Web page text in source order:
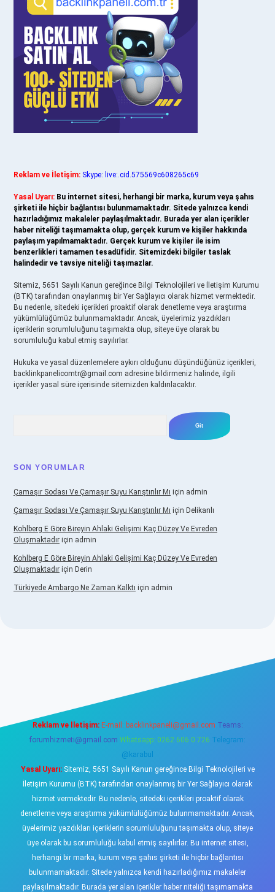
Reklam ve İletişim: Skype: live:.cid.575569c608265c69
Yasal Uyarı: Bu internet sitesi, herhangi bir marka, kurum veya şahıs
şirketi ile hiçbir bağlantısı bulunmamaktadır. Sitede yalnızca kendi
hazırladığımız makaleler paylaşılmaktadır. Burada yer alan içerikler
haber niteliği taşımamakta olup, gerçek kurum ve kişiler hakkında
paylaşım yapılmamaktadır. Gerçek kurum ve kişiler ile isim
benzerlikleri tamamen tesadüfidir. Sitemizdeki bilgiler taslak
halindedir ve tavsiye niteliği taşımazlar.
Sitemiz, 5651 Sayılı Kanun gereğince Bilgi Teknolojileri ve İletişim Kurumu
(BTK) tarafından onaylanmış bir Yer Sağlayıcı olarak hizmet vermektedir.
Bu nedenle, sitedeki içerikleri proaktif olarak denetleme veya araştırma
yükümlülüğümüz bulunmamaktadır. Ancak, üyelerimiz yazdıkları
içeriklerin sorumluluğunu taşımakta olup, siteye üye olarak bu
sorumluluğu kabul etmiş sayılırlar.
Hukuka ve yasal düzenlemelere aykırı olduğunu düşündüğünüz içerikleri,
backlinkpanelicomtr@gmail.com adresine bildirmeniz halinde, ilgili
içerikler yasal süre içerisinde sitemizden kaldırılacaktır.
SON YORUMLAR
Çamaşır Sodası Ve Çamaşır Suyu Karıştırılır Mı için admin
Çamaşır Sodası Ve Çamaşır Suyu Karıştırılır Mı için Delikanlı
Kohlberg E Göre Bireyin Ahlaki Gelişimi Kaç Düzey Ve Evreden
Oluşmaktadır için admin
Kohlberg E Göre Bireyin Ahlaki Gelişimi Kaç Düzey Ve Evreden
Oluşmaktadır için Derin
Türkiyede Ambargo Ne Zaman Kalktı için admin
Reklam ve İletişim: E-mail: backlinkpaneli@gmail.com Teams:
forumhizmeti@gmail.com Whatsapp: 0262 606 0 726 Telegram:
@karabul
Yasal Uyarı:Sitemiz, 5651 Sayılı Kanun gereğince Bilgi Teknolojileri ve
İletişim Kurumu (BTK) tarafından onaylanmış bir Yer Sağlayıcı olarak
hizmet vermektedir. Bu nedenle, sitedeki içerikleri proaktif olarak
denetleme veya araştırma yükümlülüğümüz bulunmamaktadır. Ancak,
üyelerimiz yazdıkları içeriklerin sorumluluğunu taşımakta olup, siteye
üye olarak bu sorumluluğu kabul etmiş sayılırlar. Bu internet sitesi,
herhangi bir marka, kurum veya şahıs şirketi ile hiçbir bağlantısı
bulunmamaktadır. Sitede yalnızca kendi hazırladığımız makaleler
paylaşılmaktadır. Burada yer alan içerikler haber niteliği taşımamakta